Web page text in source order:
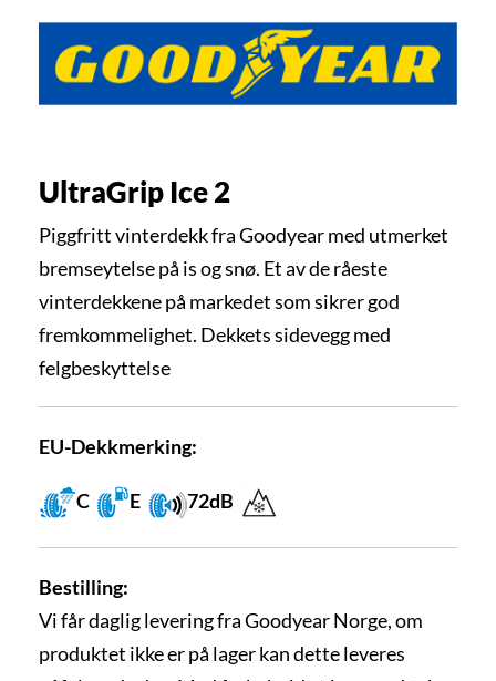
UltraGrip Ice 2
Piggfritt vinterdekk fra Goodyear med utmerket
bremseytelse på is og snø. Et av de råeste
vinterdekkene på markedet som sikrer god
fremkommelighet. Dekkets sidevegg med
felgbeskyttelse
EU-Dekkmerking:
C E 72dB
Bestilling:
Vi får daglig levering fra Goodyear Norge, om
produktet ikke er på lager kan dette leveres